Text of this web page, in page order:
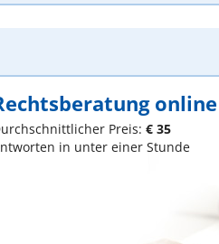
online
Preis: € 35
in unter einer Stunde